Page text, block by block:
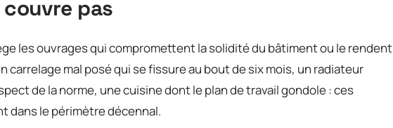
pas
les ouvrages qui compromettent la solidité du bâtiment ou le rendent
carrelage mal posé qui se fissure au bout de six mois, un radiateur
de la norme, une cuisine dont le plan de travail gondole : ces
dans le périmètre décennal.